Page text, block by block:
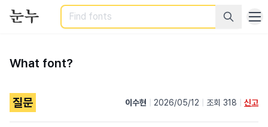
Search
What font?
질문 이수현 2026/05/12 조회 318 신고